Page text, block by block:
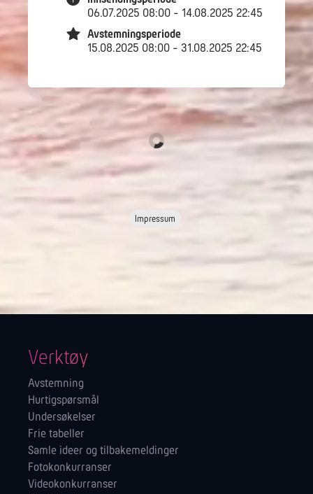
06.07.2025 08:00 - 14.08.2025 22:45
Avstemningsperiode
15.08.2025 08:00 - 31.08.2025 22:45
Impressum
Verktøy
Avstemning
Hurtigspørsmål
Undersøkelser
Frie tabeller
Samle ideer og tilbakemeldinger
Fotokonkurranser
Videokonkurranser